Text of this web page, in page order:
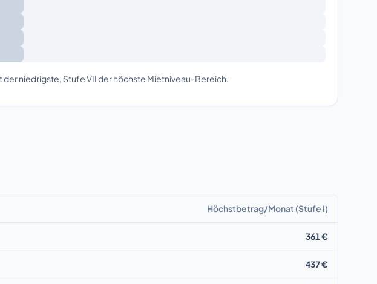
der niedrigste, Stufe VII der höchste Mietniveau-Bereich.
Höchstbetrag/Monat (Stufe I)
361 €
437 €